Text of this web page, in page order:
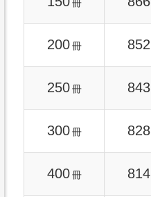
冊
200 冊 852
250 冊 843
300 冊 828
400 冊 814